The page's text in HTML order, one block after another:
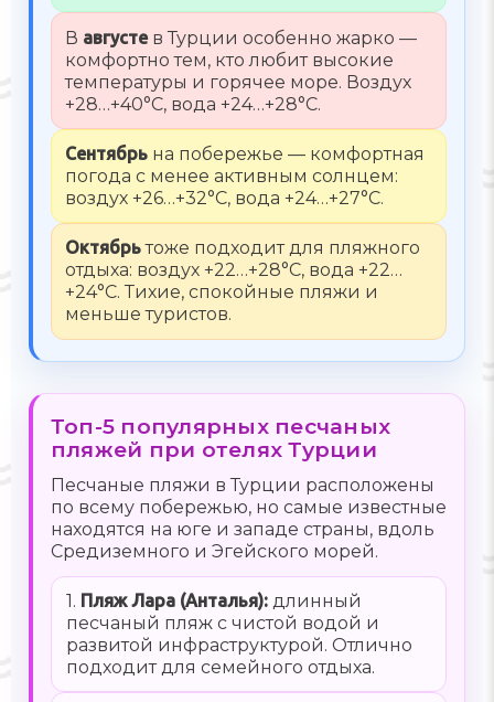
В августев Турции особенно жарко —
комфортно тем, кто любит высокие
температуры и горячее море. Воздух
+28…+40°C, вода +24…+28°C.
Сентябрь на побережье — комфортная
погода с менее активным солнцем:
воздух +26…+32°C, вода +24…+27°C.
Октябрьтоже подходит для пляжного
отдыха: воздух +22…+28°C, вода +22…
+24°C. Тихие, спокойные пляжи и
меньше туристов.
Топ-5 популярных песчаных
пляжей при отелях Турции
Песчаные пляжи в Турции расположены
по всему побережью, но самые известные
находятся на юге и западе страны, вдоль
Средиземного и Эгейского морей.
1. Пляж Лара (Анталья):длинный
песчаный пляж с чистой водой и
развитой инфраструктурой. Отлично
подходит для семейного отдыха.